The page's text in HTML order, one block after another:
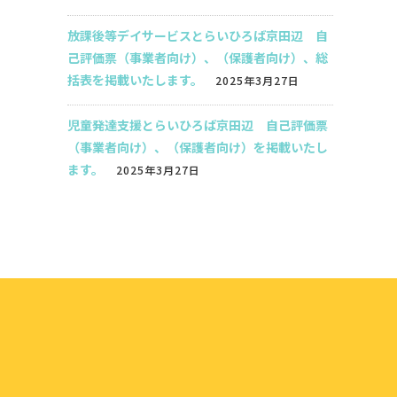
放課後等デイサービスとらいひろば京田辺 自
己評価票（事業者向け）、（保護者向け）、総
括表を掲載いたします。
2025年3月27日
児童発達支援とらいひろば京田辺 自己評価票
（事業者向け）、（保護者向け）を掲載いたし
ます。
2025年3月27日